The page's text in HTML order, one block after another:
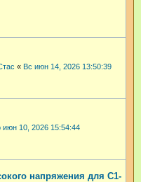
« Вс июн 14, 2026 13:50:39
июн 10, 2026 15:54:44
напряжения для С1-